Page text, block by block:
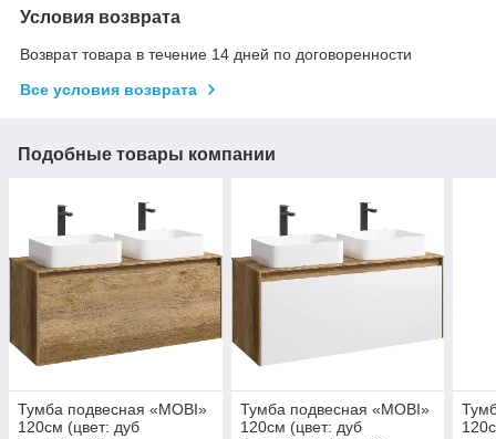
Условия возврата
Возврат товара в течение 14 дней по договоренности
Все условия возврата
Подобные товары компании
Тумба подвесная «MOBI»
120см (цвет: дуб
Тумба подвесная «MOBI»
120см (цвет: дуб